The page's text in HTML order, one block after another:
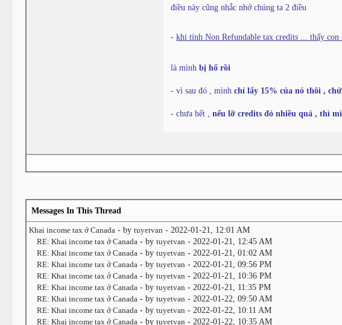
điều này cũng nhắc nhở chúng ta 2 điều
-khi tính Non Refundable tax credits ... thấy
là mìnhbị hố rồi
- vì sau đó , mìnhchỉ lấy 15% của nó thôi ,
- chưa hết ,nếu lỡ credits đó nhiều quá , thì
Messages In This Thread
Khai income tax ở Canada - by tuyetvan - 2022-01-21, 12:01 AM
RE: Khai income tax ở Canada - by tuyetvan - 2022-01-21, 12:45 AM
RE: Khai income tax ở Canada - by tuyetvan - 2022-01-21, 01:02 AM
RE: Khai income tax ở Canada - by tuyetvan - 2022-01-21, 09:56 PM
RE: Khai income tax ở Canada - by tuyetvan - 2022-01-21, 10:36 PM
RE: Khai income tax ở Canada - by tuyetvan - 2022-01-21, 11:35 PM
RE: Khai income tax ở Canada - by tuyetvan - 2022-01-22, 09:50 AM
RE: Khai income tax ở Canada - by tuyetvan - 2022-01-22, 10:11 AM
RE: Khai income tax ở Canada - by tuyetvan - 2022-01-22, 10:35 AM